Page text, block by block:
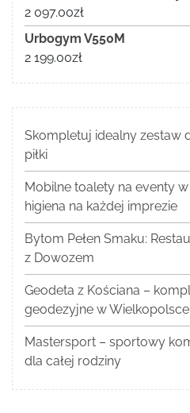
2 097.00zł
Urbogym V550M
2 199.00zł
Skompletuj idealny zestaw
piłki
Mobilne toalety na eventy
higiena na każdej imprezie
Bytom Pełen Smaku:
z Dowozem
Geodeta z Kościana –
geodezyjne w Wielkopolsce
Mastersport – sportowy
dla całej rodziny